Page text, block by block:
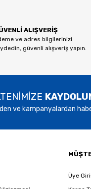
eksik bilgiler
hatalar bulunuyor.
ALIŞVERİŞ
ve adres bilgilerinizi
güvenli alışveriş yapın.
ve kampanyalardan
Üye